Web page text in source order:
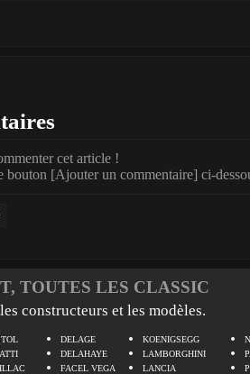
cet article !
bouton [Ajouter un commentaire] ci-
TOUTES LES CLASSIC
constructeurs et les modèles.
DELAGE
DELAHAYE
FACEL VEGA
KOENIGSEGG
LAMBORGHINI
LANCIA